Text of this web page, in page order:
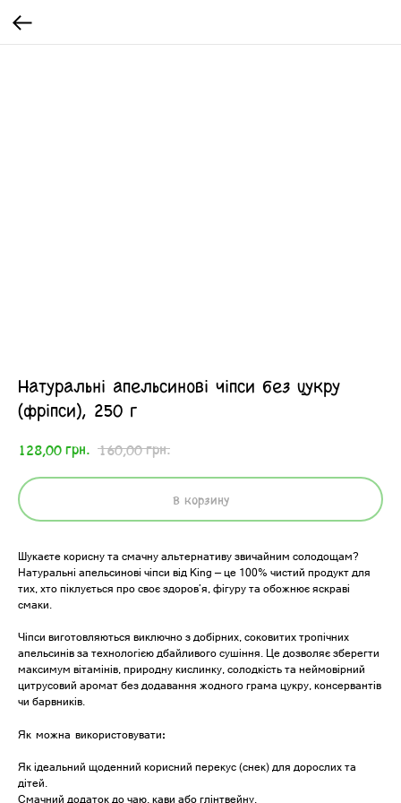
Натуральні апельсинові чіпси без цукру
(фріпси), 250 г
128,00грн. 160,00грн.
В корзину
Шукаєте корисну та смачну альтернативу звичайним солодощам?
Натуральні апельсинові чіпси від King — це 100% чистий продукт для
тих, хто піклується про своє здоров’я, фігуру та обожнює яскраві
смаки.
Чіпси виготовляються виключно з добірних, соковитих тропічних
апельсинів за технологією дбайливого сушіння. Це дозволяє зберегти
максимум вітамінів, природну кислинку, солодкість та неймовірний
цитрусовий аромат без додавання жодного грама цукру, консервантів
чи барвників.
Як можна використовувати:
Як ідеальний щоденний корисний перекус (снек) для дорослих та
дітей.
Смачний додаток до чаю, кави або глінтвейну.